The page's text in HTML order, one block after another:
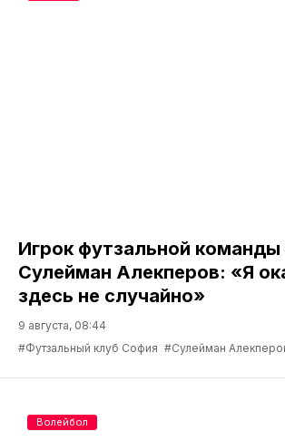
Игрок футзальной
Сулейман Алекперов: «Я
здесь не случайно»
9 августа, 08:44
#Футзальный клуб София #Сулейман
Волейбол